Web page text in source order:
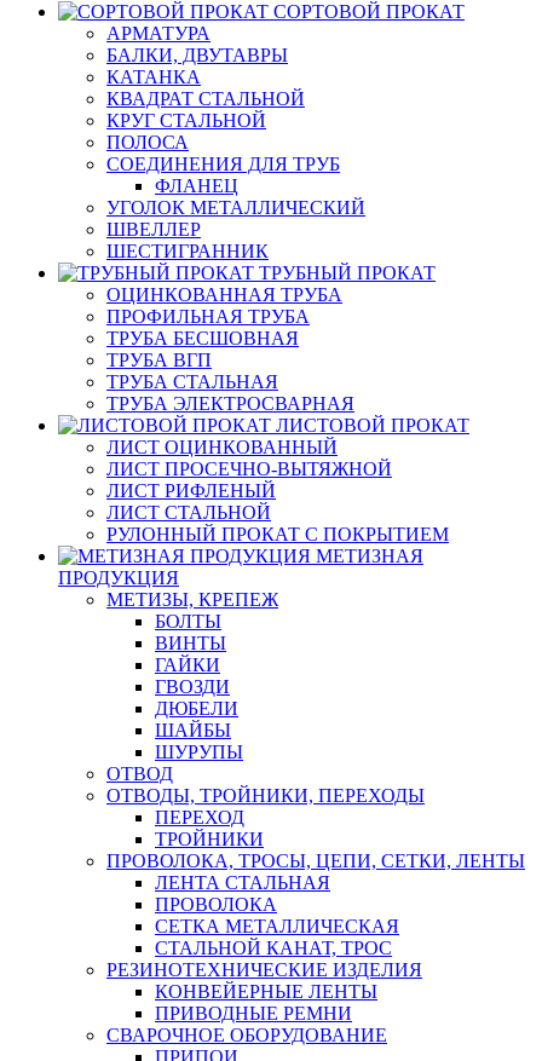
СОРТОВОЙ ПРОКАТ
АРМАТУРА
БАЛКИ, ДВУТАВРЫ
КАТАНКА
КВАДРАТ СТАЛЬНОЙ
КРУГ СТАЛЬНОЙ
ПОЛОСА
СОЕДИНЕНИЯ ДЛЯ ТРУБ
ФЛАНЕЦ
УГОЛОК МЕТАЛЛИЧЕСКИЙ
ШВЕЛЛЕР
ШЕСТИГРАННИК
ТРУБНЫЙ ПРОКАТ
ОЦИНКОВАННАЯ ТРУБА
ПРОФИЛЬНАЯ ТРУБА
ТРУБА БЕСШОВНАЯ
ТРУБА ВГП
ТРУБА СТАЛЬНАЯ
ТРУБА ЭЛЕКТРОСВАРНАЯ
ЛИСТОВОЙ ПРОКАТ
ЛИСТ ОЦИНКОВАННЫЙ
ЛИСТ ПРОСЕЧНО-ВЫТЯЖНОЙ
ЛИСТ РИФЛЕНЫЙ
ЛИСТ СТАЛЬНОЙ
РУЛОННЫЙ ПРОКАТ С ПОКРЫТИЕМ
МЕТИЗНАЯ
ПРОДУКЦИЯ
МЕТИЗЫ, КРЕПЕЖ
БОЛТЫ
ВИНТЫ
ГАЙКИ
ГВОЗДИ
ДЮБЕЛИ
ШАЙБЫ
ШУРУПЫ
ОТВОД
ОТВОДЫ, ТРОЙНИКИ, ПЕРЕХОДЫ
ПЕРЕХОД
ТРОЙНИКИ
ПРОВОЛОКА, ТРОСЫ, ЦЕПИ, СЕТКИ, ЛЕНТЫ
ЛЕНТА СТАЛЬНАЯ
ПРОВОЛОКА
СЕТКА МЕТАЛЛИЧЕСКАЯ
СТАЛЬНОЙ КАНАТ, ТРОС
РЕЗИНОТЕХНИЧЕСКИЕ ИЗДЕЛИЯ
КОНВЕЙЕРНЫЕ ЛЕНТЫ
ПРИВОДНЫЕ РЕМНИ
СВАРОЧНОЕ ОБОРУДОВАНИЕ